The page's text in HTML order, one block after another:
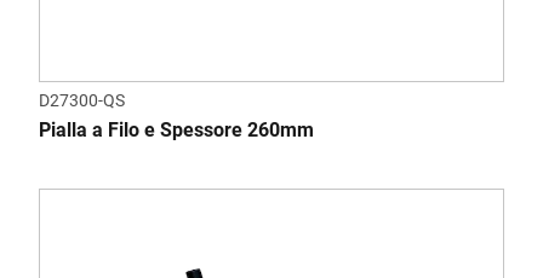
D27300-QS
Pialla a Filo e Spessore 260mm